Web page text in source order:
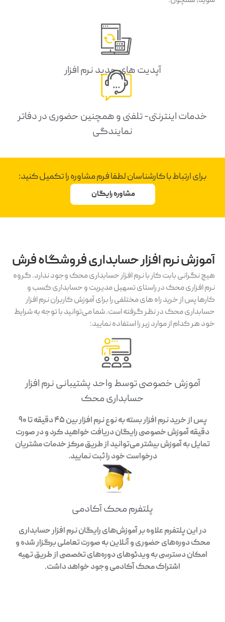
آپدیت های جدید نرم افزار
خدمات اینترنتی- تلفنی و همچنین حضوری در دفاتر
نمایندگی
برای ارتباط با کارشناسان لطفا فرم مشاوره را تکمیل کنید:
مشاوره رایگان
آموزش نرم افزار حسابداری فروشگاه فرش
هیچ نگرانی بابت کار با نرم افزار حسابداری محک وجود ندارد. گروه
نرم افزاری محک در راستای تسهیل مدیریت و حسابداری کسب و
کارها پس از خرید راه های مختلفی را برای آموزش کاربران نرم افزار
حسابداری محک در نظر گرفته است. شما می‌توانید با توجه به شرایط
خود هر کدام از موارد زیر را استفاده نمایید:
آموزش خصوصی توسط واحد پشتیبانی نرم افزار
حسابداری محک
پس از خرید نرم افزار بسته به نوع نرم افزار بین 45 دقیقه تا 90
دقیقه آموزش خصوصی رایگان دریافت خواهید کرد و در صورت
تمایل به آموزش بیشتر می‌توانید از طریق مرکز خدمات مشتریان
درخواست خود را ثبت نمایید.
پلتفرم محک آکادمی
در این پلتفرم علاوه بر آموزش‌های رایگان نرم افزار حسابداری
محک دوره‌های حضوری و آنلاین به صورت تعاملی برگزار شده و
امکان دسترسی به ویدئوهای دوره‌های تخصصی از طریق تهیه
اشتراک محک آکادمی وجود خواهد داشت.